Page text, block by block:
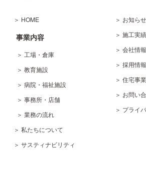
＞ HOME
事業内容
＞ 工場・倉庫
＞ 教育施設
＞ 病院・福祉施設
＞ 事務所・店舗
＞ 業務の流れ
＞ 私たちについて
＞ サスティナビリティ
＞ お知らせ
＞ 施工実績
＞ 会社情報
＞ 採用情報
＞ 住宅事
＞ お問い
＞ プライ